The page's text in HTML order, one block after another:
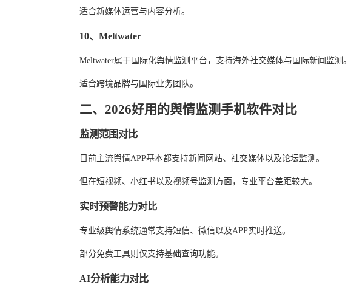
适合新媒体运营与内容分析。
10、Meltwater
Meltwater属于国际化舆情监测平台，支持海外社交媒体与国际新闻监测。
适合跨境品牌与国际业务团队。
二、2026好用的舆情监测手机软件对比
监测范围对比
目前主流舆情APP基本都支持新闻网站、社交媒体以及论坛监测。
但在短视频、小红书以及视频号监测方面，专业平台差距较大。
实时预警能力对比
专业级舆情系统通常支持短信、微信以及APP实时推送。
部分免费工具则仅支持基础查询功能。
AI分析能力对比